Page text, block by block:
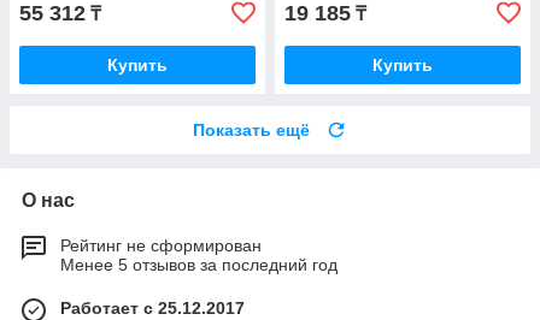
55 312 ₸
Купить
19 185 ₸
Купить
Показать ещё
О нас
Рейтинг не сформирован
Менее 5 отзывов за последний год
Работает с 25.12.2017